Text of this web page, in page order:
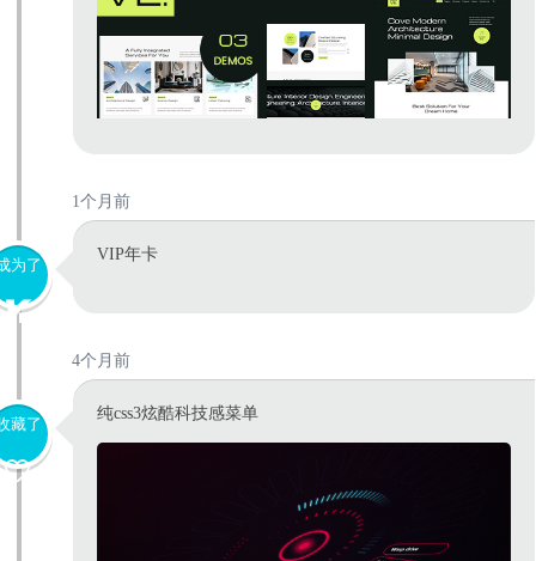
1个月前
为了
VIP年卡
4个月前
藏了
纯css3炫酷科技感菜单